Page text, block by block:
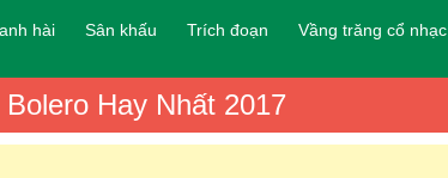
hài Sân khấu Trích đoạn Vầng trăng cổ nhạc
Hay Nhất 2017